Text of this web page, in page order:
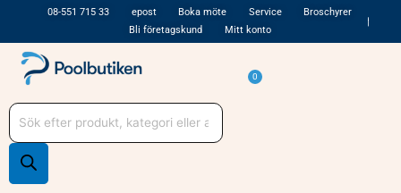
till
innehåll
08-551 715 33 epost Boka möte Service
Broschyrer
Bli företagskund
Mitt konto
0
Varukorg
Produktsökning